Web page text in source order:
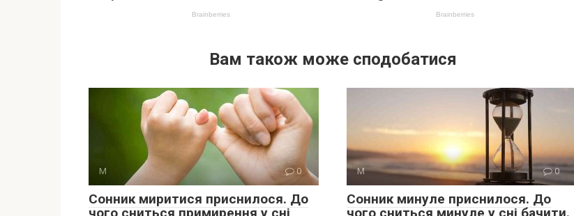
Вам також може сподобатися
М 0
Сонник миритися приснилося. До
М 0
Сонник минуле приснилося. До